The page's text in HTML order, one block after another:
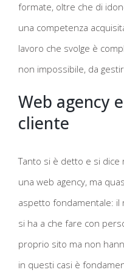
formate, oltre che di
una competenza
lavoro che svolge è
non impossibile, da
Web agency
cliente
Tanto si è detto e si dice
una web agency, ma
aspetto fondamentale: il
si ha a che fare con
proprio sito ma non
in questi casi è